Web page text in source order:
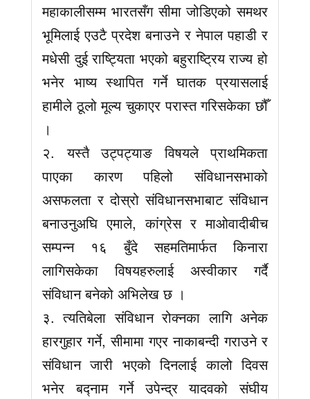
महाकालीसम्म भारतसँग सीमा जोडिएको समथर
भूमिलाई एउटै प्रदेश बनाउने र नेपाल पहाडी र
मधेसी दुई राष्ट्यिता भएको बहुराष्ट्रिय राज्य हो
भनेर भाष्य स्थापित गर्ने घातक प्रयासलाई
हामीले ठूलो मूल्य चुकाएर परास्त गरिसकेका छौँ
।
२. यस्तै उट्पट्याङ विषयले प्राथमिकता
पाएका कारण पहिलो संविधानसभाको
असफलता र दोस्रो संविधानसभाबाट संविधान
बनाउनुअघि एमाले, कांग्रेस र माओवादीबीच
सम्पन्न १६ बुँदे सहमतिमार्फत किनारा
लागिसकेका विषयहरुलाई अस्वीकार गर्दै
संविधान बनेको अभिलेख छ ।
३. त्यतिबेला संविधान रोक्नका लागि अनेक
हारगुहार गर्ने, सीमामा गएर नाकाबन्दी गराउने र
संविधान जारी भएको दिनलाई कालो दिवस
भनेर बद्नाम गर्ने उपेन्द्र यादवको संघीय